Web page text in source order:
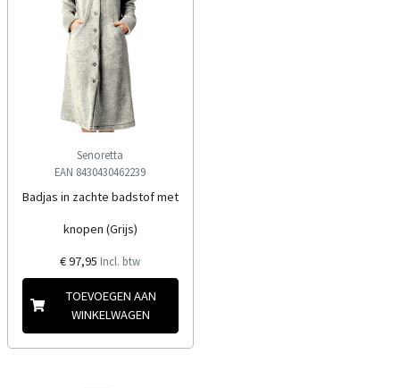
Senoretta
EAN 8430430462239
Badjas in zachte badstof met
knopen (Grijs)
€ 97,95 Incl. btw
TOEVOEGEN AAN
WINKELWAGEN